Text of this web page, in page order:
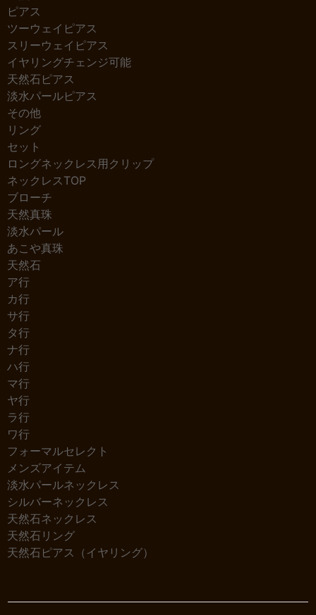
ピアス
ツーウェイピアス
スリーウェイピアス
イヤリングチェンジ可能
天然石ピアス
淡水パールピアス
その他
リング
セット
ロングネックレス用クリップ
ネックレスTOP
ブローチ
天然真珠
淡水パール
あこや真珠
天然石
ア行
カ行
サ行
タ行
ナ行
ハ行
マ行
ヤ行
ラ行
ワ行
フォーマルセレクト
メンズアイテム
淡水パールネックレス
シルバーネックレス
天然石ネックレス
天然石リング
天然石ピアス（イヤリング）